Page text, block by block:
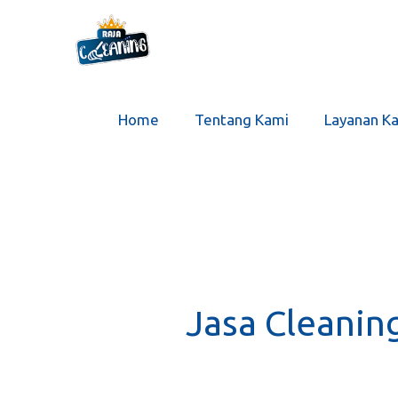
Home Tentang Kami Layanan
Jasa